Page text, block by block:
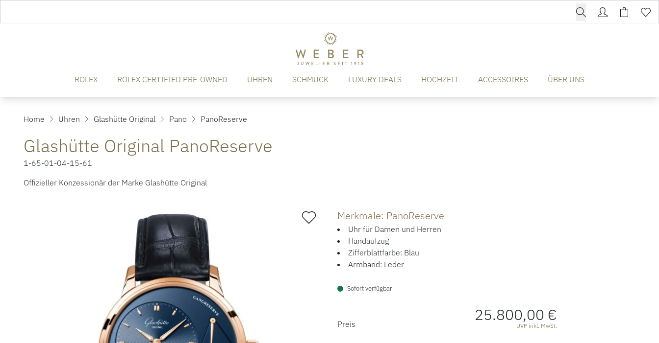
ROLEX ROLEX CERTIFIED PRE-OWNED UHREN SCHMUCK LUXURY DEALS HOCHZEIT ACCESSOIRES ÜBER UNS
Home Uhren Glashütte Original Pano PanoReserve
Glashütte Original PanoReserve
1-65-01-04-15-61
Offizieller Konzessionär der Marke Glashütte Original
Merkmale: PanoReserve
Uhr für Damen und Herren
Handaufzug
Zifferblattfarbe: Blau
Armband: Leder
Sofort verfügbar
PREISINFORMATIONEN
Preis 25.800,00 €
UVP inkl. MwSt.